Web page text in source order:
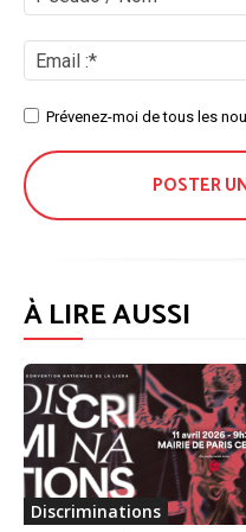
SitePrévenez-moi de tous les
À LIRE AUSSI
Discriminations